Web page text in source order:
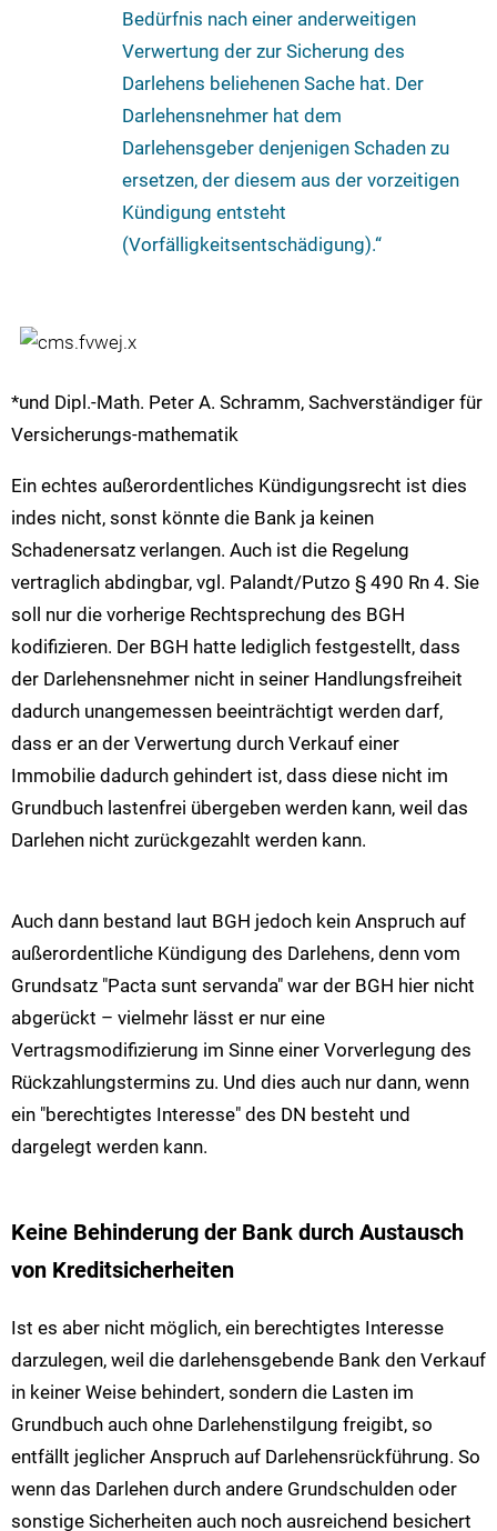
Bedürfnis nach einer anderweitigen
Verwertung der zur Sicherung des
Darlehens beliehenen Sache hat. Der
Darlehensnehmer hat dem
Darlehensgeber denjenigen Schaden zu
ersetzen, der diesem aus der vorzeitigen
Kündigung entsteht
(Vorfälligkeitsentschädigung).“
*und Dipl.-Math. Peter A. Schramm, Sachverständiger für
Versicherungs-mathematik
Ein echtes außerordentliches Kündigungsrecht ist dies
indes nicht, sonst könnte die Bank ja keinen
Schadenersatz verlangen. Auch ist die Regelung
vertraglich abdingbar, vgl. Palandt/Putzo § 490 Rn 4. Sie
soll nur die vorherige Rechtsprechung des BGH
kodifizieren. Der BGH hatte lediglich festgestellt, dass
der Darlehensnehmer nicht in seiner Handlungsfreiheit
dadurch unangemessen beeinträchtigt werden darf,
dass er an der Verwertung durch Verkauf einer
Immobilie dadurch gehindert ist, dass diese nicht im
Grundbuch lastenfrei übergeben werden kann, weil das
Darlehen nicht zurückgezahlt werden kann.
Auch dann bestand laut BGH jedoch kein Anspruch auf
außerordentliche Kündigung des Darlehens, denn vom
Grundsatz "Pacta sunt servanda" war der BGH hier nicht
abgerückt – vielmehr lässt er nur eine
Vertragsmodifizierung im Sinne einer Vorverlegung des
Rückzahlungstermins zu. Und dies auch nur dann, wenn
ein "berechtigtes Interesse" des DN besteht und
dargelegt werden kann.
Keine Behinderung der Bank durch Austausch
von Kreditsicherheiten
Ist es aber nicht möglich, ein berechtigtes Interesse
darzulegen, weil die darlehensgebende Bank den Verkauf
in keiner Weise behindert, sondern die Lasten im
Grundbuch auch ohne Darlehenstilgung freigibt, so
entfällt jeglicher Anspruch auf Darlehensrückführung. So
wenn das Darlehen durch andere Grundschulden oder
sonstige Sicherheiten auch noch ausreichend besichert